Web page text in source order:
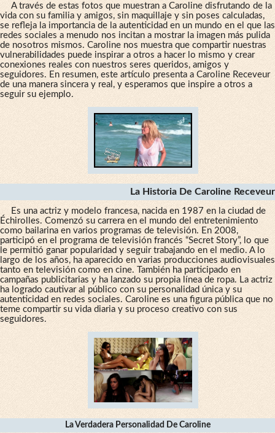
A través de estas fotos que muestran a Caroline disfrutando de la
vida con su familia y amigos, sin maquillaje y sin poses calculadas,
se refleja la importancia de la autenticidad en un mundo en el que las
redes sociales a menudo nos incitan a mostrar la imagen más pulida
de nosotros mismos. Caroline nos muestra que compartir nuestras
vulnerabilidades puede inspirar a otros a hacer lo mismo y crear
conexiones reales con nuestros seres queridos, amigos y
seguidores. En resumen, este artículo presenta a Caroline Receveur
de una manera sincera y real, y esperamos que inspire a otros a
seguir su ejemplo.
La Historia De Caroline Receveur
Es una actriz y modelo francesa, nacida en 1987 en la ciudad de
Échirolles. Comenzó su carrera en el mundo del entretenimiento
como bailarina en varios programas de televisión. En 2008,
participó en el programa de televisión francés “Secret Story”, lo que
le permitió ganar popularidad y seguir trabajando en el medio. A lo
largo de los años, ha aparecido en varias producciones audiovisuales
tanto en televisión como en cine. También ha participado en
campañas publicitarias y ha lanzado su propia línea de ropa. La actriz
ha logrado cautivar al público con su personalidad única y su
autenticidad en redes sociales. Caroline es una figura pública que no
teme compartir su vida diaria y su proceso creativo con sus
seguidores.
La Verdadera Personalidad De Caroline